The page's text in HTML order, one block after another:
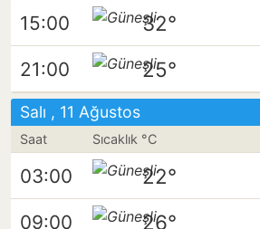
15:00 32°
21:00 25°
Salı , 11 Ağustos
Saat Sıcaklık °C
03:00 22°
09:00 26°